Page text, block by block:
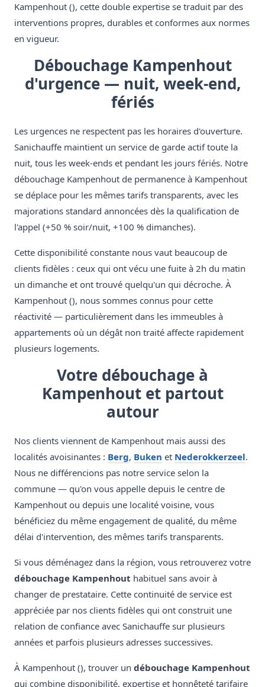
Kampenhout (), cette double expertise se traduit par des
interventions propres, durables et conformes aux normes
en vigueur.
Débouchage Kampenhout
d'urgence — nuit, week-end,
fériés
Les urgences ne respectent pas les horaires d'ouverture.
Sanichauffe maintient un service de garde actif toute la
nuit, tous les week-ends et pendant les jours fériés. Notre
débouchage Kampenhout de permanence à Kampenhout
se déplace pour les mêmes tarifs transparents, avec les
majorations standard annoncées dès la qualification de
l'appel (+50 % soir/nuit, +100 % dimanches).
Cette disponibilité constante nous vaut beaucoup de
clients fidèles : ceux qui ont vécu une fuite à 2h du matin
un dimanche et ont trouvé quelqu'un qui décroche. À
Kampenhout (), nous sommes connus pour cette
réactivité — particulièrement dans les immeubles à
appartements où un dégât non traité affecte rapidement
plusieurs logements.
Votre débouchage à
Kampenhout et partout
autour
Nos clients viennent de Kampenhout mais aussi des
localités avoisinantes : Berg, Buken et Nederokkerzeel.
Nous ne différencions pas notre service selon la
commune — qu'on vous appelle depuis le centre de
Kampenhout ou depuis une localité voisine, vous
bénéficiez du même engagement de qualité, du même
délai d'intervention, des mêmes tarifs transparents.
Si vous déménagez dans la région, vous retrouverez votre
débouchage Kampenhout habituel sans avoir à
changer de prestataire. Cette continuité de service est
appréciée par nos clients fidèles qui ont construit une
relation de confiance avec Sanichauffe sur plusieurs
années et parfois plusieurs adresses successives.
À Kampenhout (), trouver un débouchage Kampenhout
qui combine disponibilité, expertise et honnêteté tarifaire